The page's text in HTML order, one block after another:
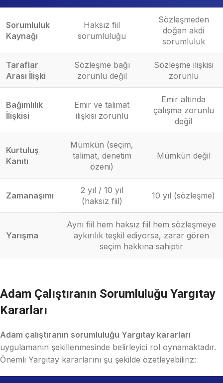
Sorumluluk
Kaynağı
Haksız fiil
sorumluluğu
Sözleşmeden
doğan akdi
sorumluluk
Taraflar
Arası İlişki
Sözleşme bağı
zorunlu değil
Sözleşme ilişkisi
zorunlu
Bağımlılık
İlişkisi
Emir ve talimat
ilişkisi zorunlu
Emir altında
çalışma zorunlu
değil
Kurtuluş
Kanıtı
Mümkün (seçim,
talimat, denetim
özeni)
Mümkün değil
Zamanaşımı
2 yıl / 10 yıl
(haksız fiil)
10 yıl (sözleşme)
Yarışma
Aynı fiil hem haksız fiil hem sözleşmeye
aykırılık teşkil ediyorsa, zarar gören
seçim hakkına sahiptir
Adam Çalıştıranın Sorumluluğu Yargıtay
Kararları
Adam çalıştıranın sorumluluğu Yargıtay kararları
uygulamanın şekillenmesinde belirleyici rol oynamaktadır.
Önemli Yargıtay kararlarını şu şekilde özetleyebiliriz: